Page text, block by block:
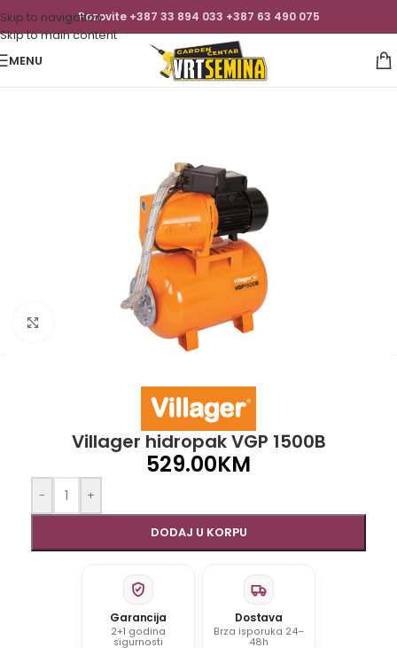
Skip to navigation
Skip to main content
Pozovite +387 33 894 033 +387 63 490 075
MENU
Click to enlarge
Villager hidropak VGP 1500B
529.00KM
- +
DODAJ U KORPU
Garancija
2+1 godina
sigurnosti
Dostava
Brza isporuka 24–
48h